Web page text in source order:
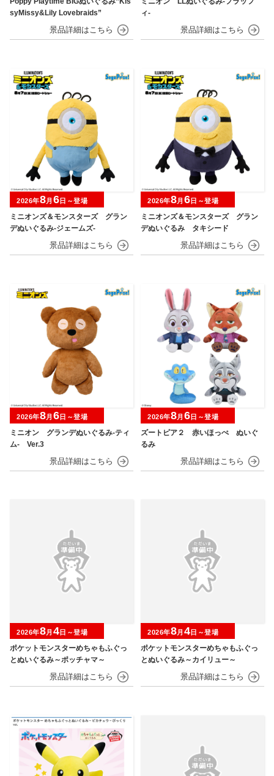
syMissy&Lily Lovebraids”
ィ‐
ミニオンズ＆モンスターズ グラン
デぬいぐるみ‐ジェームズ‐
2026年8月 6 日～登場
ミニオンズ＆モンスターズ グラン
デぬいぐるみ タキシード
2026年8月 6 日～登場
ミニオン グランデぬいぐるみ‐ティ
ム‐ Ver.3
2026年8月 6日～登場
ズートピア２ 赤いほっぺ ぬいぐ
るみ
2026年8月 6日～登場
ポケットモンスターめちゃもふぐっ
とぬいぐるみ～ポッチャマ～
2026年8月 4日～登場
ポケットモンスターめちゃもふぐっ
とぬいぐるみ～カイリュー～
2026年8月 4日～登場